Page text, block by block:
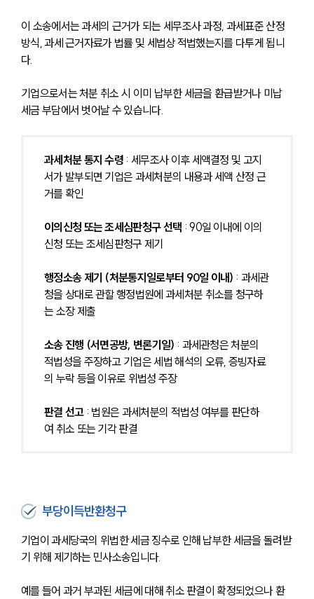
이 소송에서는 과세의 근거가 되는 세무조사 과정, 과세표준 산정
방식, 과세 근거자료가 법률 및 세법상 적법했는지를 다투게 됩니
다.
기업으로서는 처분 취소 시 이미 납부한 세금을 환급받거나 미납
세금 부담에서 벗어날 수 있습니다.
과세처분 통지 수령 : 세무조사 이후 세액결정 및 고지
서가 발부되면 기업은 과세처분의 내용과 세액 산정 근
거를 확인
이의신청 또는 조세심판청구 선택 : 90일 이내에 이의
신청 또는 조세심판청구 제기
행정소송 제기 (처분통지일로부터 90일 이내) : 과세관
청을 상대로 관할 행정법원에 과세처분 취소를 청구하
는 소장 제출
소송 진행 (서면공방, 변론기일) : 과세관청은 처분의
적법성을 주장하고 기업은 세법 해석의 오류, 증빙자료
의 누락 등을 이유로 위법성 주장
판결 선고 : 법원은 과세처분의 적법성 여부를 판단하
여 취소 또는 기각 판결
부당이득반환청구
기업이 과세당국의 위법한 세금 징수로 인해 납부한 세금을 돌려받
기 위해 제기하는 민사소송입니다.
예를 들어 과거 부과된 세금에 대해 취소 판결이 확정되었으나 환